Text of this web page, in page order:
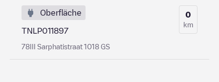
Oberfläche
TNLP011897
78III Sarphatistraat 1018 GS
0
km